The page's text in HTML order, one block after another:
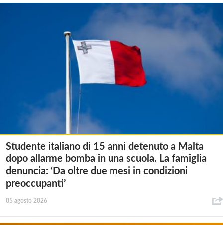
Studente italiano di 15 anni detenuto a Malta
dopo allarme bomba in una scuola. La famiglia
denuncia: ‘Da oltre due mesi in condizioni
preoccupanti’
05 agosto 2026